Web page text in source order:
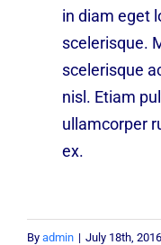
in diam eget
scelerisque.
scelerisque
nisl. Etiam
ullamcorper
ex.
By admin | July 18th, 2016